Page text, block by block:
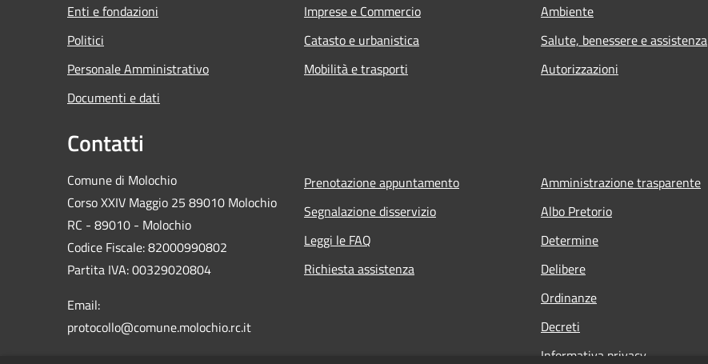
Enti e fondazioni
Politici
Personale Amministrativo
Documenti e dati
Imprese e Commercio
Catasto e urbanistica
Mobilità e trasporti
Ambiente
Salute, benessere e assistenza
Autorizzazioni
Contatti
Comune di Molochio
Corso XXIV Maggio 25 89010 Molochio
RC - 89010 - Molochio
Codice Fiscale: 82000990802
Partita IVA: 00329020804
Email:
protocollo@comune.molochio.rc.it
Prenotazione appuntamento
Segnalazione disservizio
Leggi le FAQ
Richiesta assistenza
Amministrazione trasparente
Albo Pretorio
Determine
Delibere
Ordinanze
Decreti
Informativa privacy